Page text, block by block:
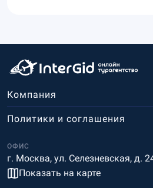
Компания
ОФИС
г. Москва, ул. Селезневская, д.
Показать на карте
Политики и соглашения